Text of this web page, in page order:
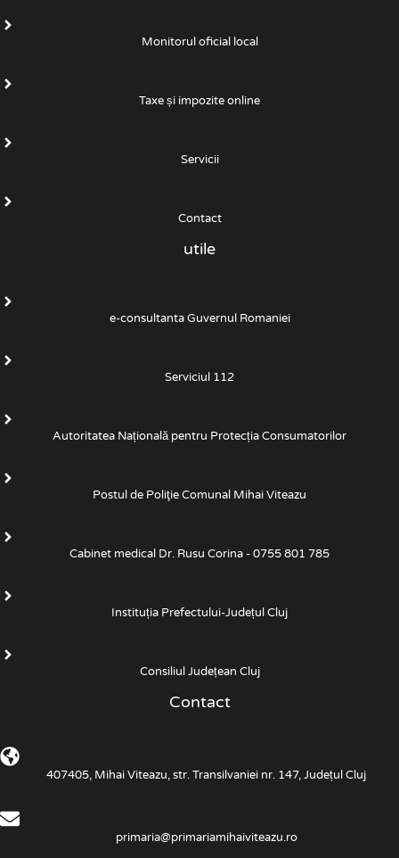
Monitorul oficial local
Taxe și impozite online
Servicii
Contact
utile
e-consultanta Guvernul Romaniei
Serviciul 112
Autoritatea Națională pentru Protecția Consumatorilor
Postul de Poliţie Comunal Mihai Viteazu
Cabinet medical Dr. Rusu Corina - 0755 801 785
Instituția Prefectului-Județul Cluj
Consiliul Județean Cluj
Contact
407405, Mihai Viteazu, str. Transilvaniei nr. 147, Județul Cluj
primaria@primariamihaiviteazu.ro